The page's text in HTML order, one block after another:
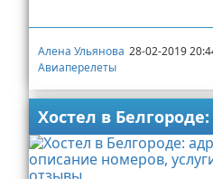
Что посетить
Авиаперелеты
Условия предоставления
Отказ от ответственности
Алена Ульянова 28-02-2019
Авиаперелеты
Хостел в